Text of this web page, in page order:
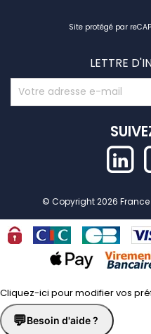
Site protégé par
LETTRE
© Copyright 2026 France
Cliquez-ici pour modifier vos
💬Besoin d'aide ?